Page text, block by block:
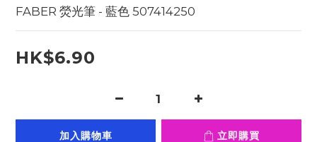
FABER 熒光筆 - 藍色 507414250
HK$6.90
加入購物車 立即購買